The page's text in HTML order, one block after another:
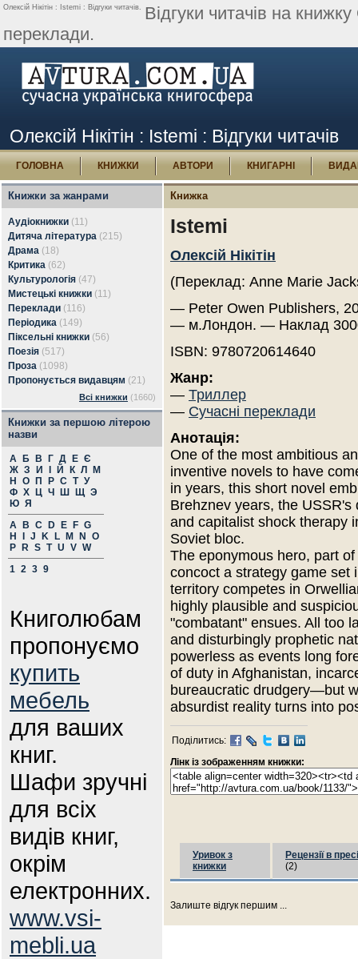
Олексій Нікітін : Istemi : Відгуки читачів. Відгуки читачів на
переклади.
Олексій Нікітін : Istemi : Відгуки читачів
ГОЛОВНА КНИЖКИ АВТОРИ КНИГАРНІ
Книжки за жанрами
Аудіокнижки (11)
Дитяча література (215)
Драма (18)
Критика (62)
Культурологія (47)
Мистецькі книжки (11)
Переклади (116)
Періодика (149)
Піксельні книжки (56)
Поезія (517)
Проза (1098)
Пропонується видавцям (21)
Всі книжки (1660)
Книжки за першою літерою
назви
А Б В Г Д Е Є
Ж З И Й К Л
М
Н
О П Р С Т У
Ф Х Ц Ч Ш Щ Э
Ю Я
A
B C D E F G
H
J K L M N
O
P
R S T U V W
1 2 3 9
Книголюбам
пропонуємо
купить
мебель
для ваших
книг.
Шафи зручні
для всіх
видів книг,
окрім
електронних.
www.vsi-
mebli.ua
Книжка
Istemi
Олексій Нікітін
(Переклад: Anne Marie
— Peter Owen Publishers,
— м.Лондон. — Наклад
ISBN: 9780720614640
Жанр:
— Триллер
— Сучасні переклади
Анотація:
One of the most ambitious
inventive novels to have
in years, this short novel
Brehznev years, the USSR's
and capitalist shock therapy
Soviet bloc.
The eponymous hero, part
concoct a strategy game set
territory competes in
highly plausible and
"combatant" ensues. All too
and disturbingly prophetic
powerless as events long
of duty in Afghanistan,
bureaucratic drudgery—but
absurdist reality turns into
Поділитись:
Лінк із зображенням книжки:
Уривок з
книжки
Рецензії в пресі
(2)
Залиште відгук першим ...